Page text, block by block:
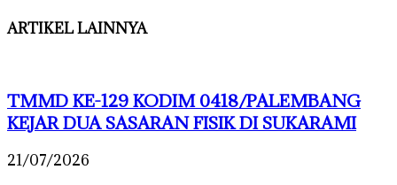
ARTIKEL LAINNYA
TMMD KE-129 KODIM 0418/PALEMBANG
KEJAR DUA SASARAN FISIK DI SUKARAMI
21/07/2026